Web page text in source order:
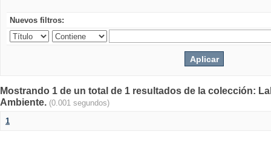
Nuevos filtros:
Mostrando 1 de un total de 1 resultados de la colección:
Ambiente. (0.001 segundos)
1